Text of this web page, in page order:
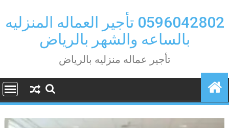
to
content
0596042802 تأجير العماله المنزليه
بالساعه والشهر بالرياض
تأجير عماله منزليه بالرياض